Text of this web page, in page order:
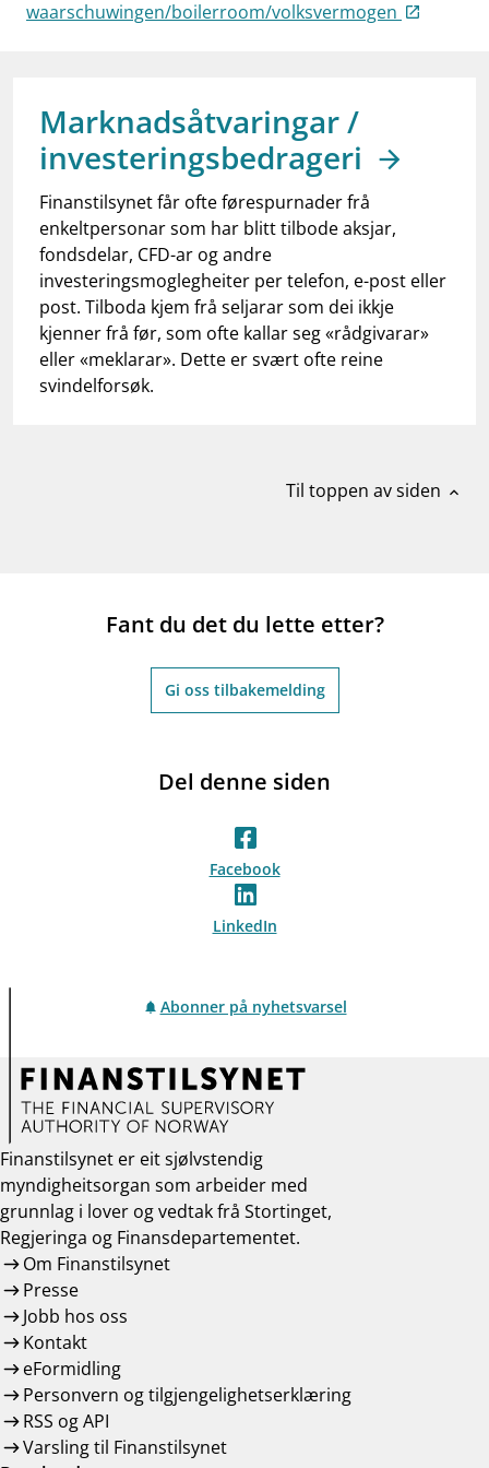
work_outlineJobb hos oss
notifications_none Abonner på nyhetsvarsel
waarschuwingen/boilerroom/volksvermogen
Marknadsåtvaringar /
investeringsbedrageri
Finanstilsynet får ofte førespurnader frå
enkeltpersonar som har blitt tilbode aksjar,
fondsdelar, CFD-ar og andre
investeringsmoglegheiter per telefon, e-post eller
post. Tilboda kjem frå seljarar som dei ikkje
kjenner frå før, som ofte kallar seg «rådgivarar»
eller «meklarar». Dette er svært ofte reine
svindelforsøk.
Til toppen av siden expand_less
Fant du det du lette etter?
Gi oss tilbakemelding
Del denne siden
Facebook
LinkedIn
Abonner på nyhetsvarsel
Finanstilsynet er eit sjølvstendig
myndigheitsorgan som arbeider med
grunnlag i lover og vedtak frå Stortinget,
Regjeringa og Finansdepartementet.
Om Finanstilsynet
Presse
Jobb hos oss
Kontakt
eFormidling
Personvern og tilgjengelighetserklæring
RSS og API
Varsling til Finanstilsynet